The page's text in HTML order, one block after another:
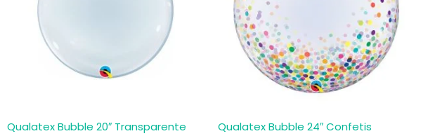
Qualatex Bubble 20″ Transparente
Qualatex Bubble 24″ Confetis